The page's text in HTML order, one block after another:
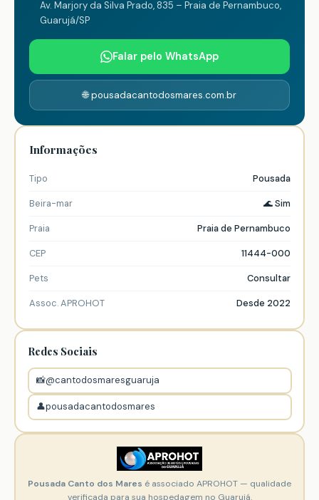
Av. Marjory da Silva Prado, 835 – Praia de Pernambuco,
Guarujá/SP
Falar pelo WhatsApp
🌐 pousadacantodosmares.com.br
Informações
Tipo Pousada
Beira-mar 🌊 Sim
Praia Praia de Pernambuco
CEP 11444-000
Pets Consultar
Assoc. APROHOT Desde 2022
Redes Sociais
📸@cantodosmaresguaruja
👤pousadacantodosmares
Pousada Canto dos Mares é associado APROHOT — qualidade
verificada para sua hospedagem no Guarujá.